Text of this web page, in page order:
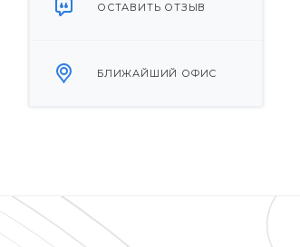
ОСТАВИТЬ ОТЗЫВ
БЛИЖАЙШИЙ ОФИС